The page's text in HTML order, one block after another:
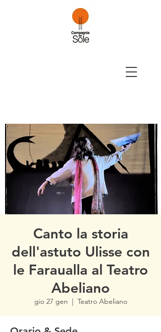
Canto la storia
dell'astuto Ulisse con
le Faraualla al Teatro
Abeliano
gio 27 gen
  |
Teatro Abeliano